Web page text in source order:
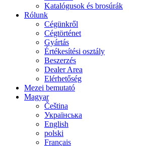
Katalógusok és brosúrák
Rólunk
Cégünkről
Cégtörténet
Gyártás
Értékesítési osztály
Beszerzés
Dealer Area
Elérhetőség
Mezei bemutató
Magyar
Čeština
Українська
English
polski
Français